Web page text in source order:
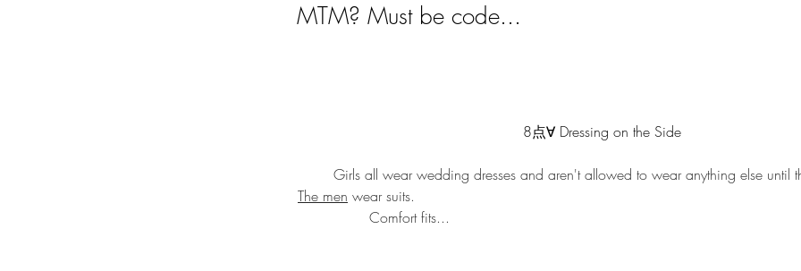
MTM? Must be code...
8点∀ Dressing on the Side
Girls all wear wedding dresses and aren't allowed to wear anything else until
The men wear suits.
		Comfort fits...